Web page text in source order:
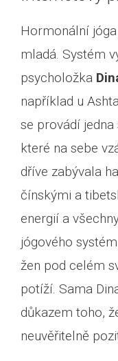
Hormonální
mladá. Systém
psycholožka
například u
se provádí
které na sebe
dříve zabývala
čínskými a
energií a
jógového
žen pod celém
potíží. Sama
důkazem toho,
neuvěřitelně